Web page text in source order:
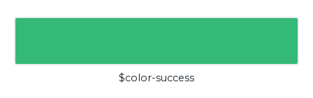
$color-success